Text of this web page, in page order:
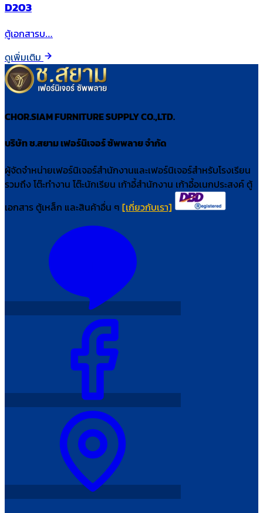
D203
ตู้เอกสารบ…
ดูเพิ่มเติม
CHOR.SIAM FURNITURE SUPPLY CO.,LTD.
บริษัท ช.สยาม เฟอร์นิเจอร์ ซัพพลาย จำกัด
ผู้จัดจำหน่ายเฟอร์นิเจอร์สำนักงานและเฟอร์นิเจอร์สำหรับโรงเรียน
รวมถึง โต๊ะทำงาน โต๊ะนักเรียน เก้าอี้สำนักงาน เก้าอี้อเนกประสงค์ ตู้
เอกสาร ตู้เหล็ก และสินค้าอื่น ๆ [เกี่ยวกับเรา]